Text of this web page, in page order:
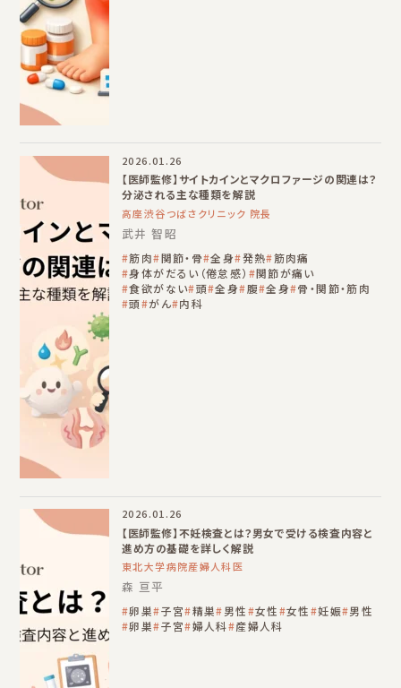
2026.01.26
【医師監修】サイトカインとマクロファージの関連は？
分泌される主な種類を解説
高座渋谷つばさクリニック 院長
武井 智昭
筋肉 関節・骨 全身 発熱 筋肉痛
身体がだるい（倦怠感）
関節が痛い
食欲がない 頭 全身 腹 全身 骨・関節・筋肉
頭
がん 内科
2026.01.26
【医師監修】不妊検査とは？男女で受ける検査内容と
進め方の基礎を詳しく解説
東北大学病院産婦人科医
森 亘平
卵巣 子宮 精巣 男性 女性 女性 妊娠 男性
卵巣 子宮 婦人科 産婦人科